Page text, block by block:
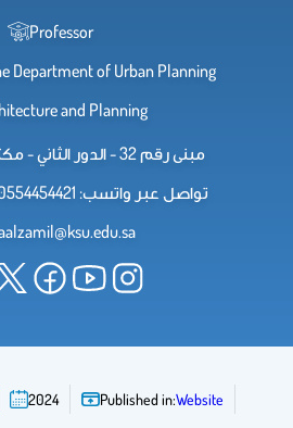
Professor
Department of Urban Planning
and Planning
مبنى رقم 32 - الدور الثاني - مكتب رقم 2109
0114696541 | تواصل عبر واتسب: 0554454421
2024 Published in:Website